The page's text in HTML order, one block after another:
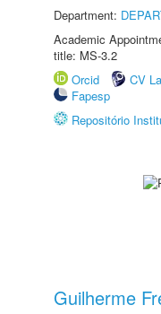
Department:
Academic
title: MS-3.2
Orcid
CV
Fapesp
Repositório
Guilherme